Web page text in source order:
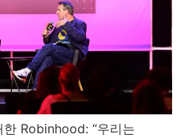
Robinhood: “우리는